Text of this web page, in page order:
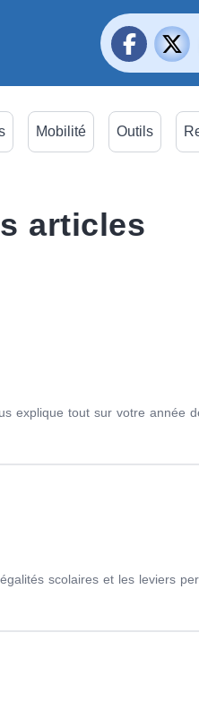
Mobilité Outils
articles
explique tout sur votre année
scolaires et les leviers